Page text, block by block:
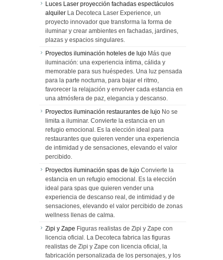
Luces Laser proyección fachadas espectáculos
alquiler La Decoteca Laser Experience, un
proyecto innovador que transforma la forma de
iluminar y crear ambientes en fachadas, jardines,
plazas y espacios singulares.
Proyectos iluminación hoteles de lujo Más que
iluminación: una experiencia íntima, cálida y
memorable para sus huéspedes. Una luz pensada
para la parte nocturna, para bajar el ritmo,
favorecer la relajación y envolver cada estancia en
una atmósfera de paz, elegancia y descanso.
Proyectos iluminación restaurantes de lujo No se
limita a iluminar. Convierte la estancia en un
refugio emocional. Es la elección ideal para
restaurantes que quieren vender una experiencia
de intimidad y de sensaciones, elevando el valor
percibido.
Proyectos iluminación spas de lujo Convierte la
estancia en un refugio emocional. Es la elección
ideal para spas que quieren vender una
experiencia de descanso real, de intimidad y de
sensaciones, elevando el valor percibido de zonas
wellness llenas de calma.
Zipi y Zape Figuras realistas de Zipi y Zape con
licencia oficial. La Decoteca fabrica las figuras
realistas de Zipi y Zape con licencia oficial, la
fabricación personalizada de los personajes, y los